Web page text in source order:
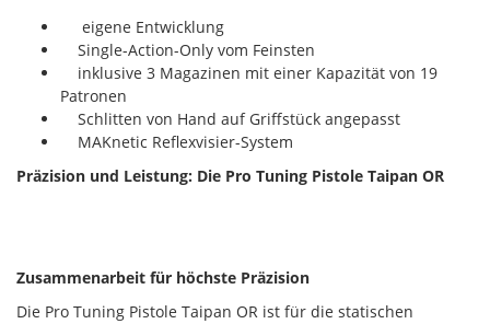
eigene Entwicklung
Single-Action-Only vom Feinsten
inklusive 3 Magazinen mit einer Kapazität von 19
Patronen
Schlitten von Hand auf Griffstück angepasst
MAKnetic Reflexvisier-System
Präzision und Leistung: Die Pro Tuning Pistole Taipan OR
Zusammenarbeit für höchste Präzision
Die Pro Tuning Pistole Taipan OR ist für die statischen